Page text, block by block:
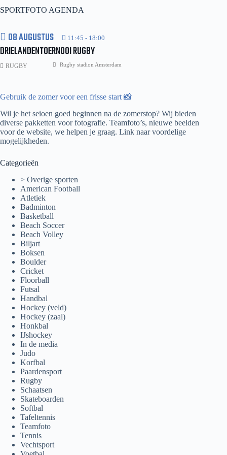
The
SPORTFOTO AGENDA
08 AUGUSTUS 11:45 - 18:00
DRIELANDENTOERNOOI RUGBY
Rugby stadion Amsterdam
RUGBY
Gebruik de zomer voor een frisse start 📸
Wil je het seioen goed beginnen na de zomerstop? Wij bieden
diverse pakketten voor fotografie. Teamfoto’s, nieuwe beelden
voor de website, we helpen je graag. Link naar voordelige
mogelijkheden.
Categorieën
> Overige sporten
American Football
Atletiek
Badminton
Basketball
Beach Soccer
Beach Volley
Biljart
Boksen
Boulder
Cricket
Floorball
Futsal
Handbal
Hockey (veld)
Hockey (zaal)
Honkbal
IJshockey
In de media
Judo
Korfbal
Paardensport
Rugby
Schaatsen
Skateboarden
Softbal
Tafeltennis
Teamfoto
Tennis
Vechtsport